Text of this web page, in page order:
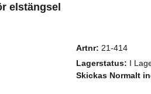
elstängsel
Artnr: 21-414
Lagerstatus: I
Skickas Normalt